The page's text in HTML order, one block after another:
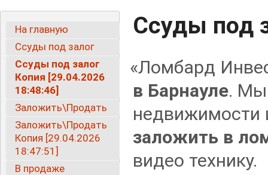
На главную
Ссуды под залог
Ссуды под залог
Копия [29.04.2026
18:48:46]
Заложить\Продать
Заложить\Продать
Копия [29.04.2026
18:47:51]
В продаже
Ссуды под
«Ломбард
в Барнауле. Мы
недвижимости
заложить в
видео технику.